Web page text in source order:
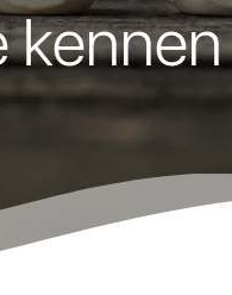
kennen